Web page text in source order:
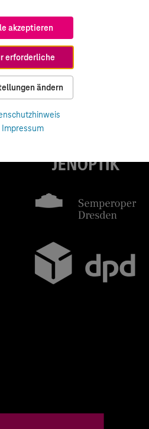
akzeptieren
erforderliche
ändern
Impressum